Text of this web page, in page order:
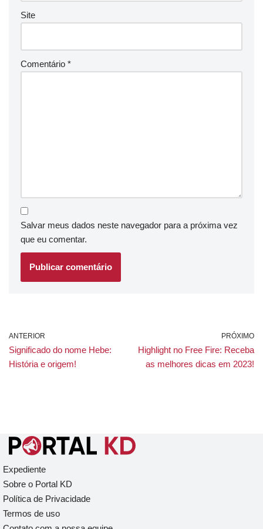
Site
Comentário *
Salvar meus dados neste navegador para a próxima vez
que eu comentar.
ANTERIOR
Significado do nome Hebe:
História e origem!
PRÓXIMO
Highlight no Free Fire: Receba
as melhores dicas em 2023!
Expediente
Sobre o Portal KD
Política de Privacidade
Termos de uso